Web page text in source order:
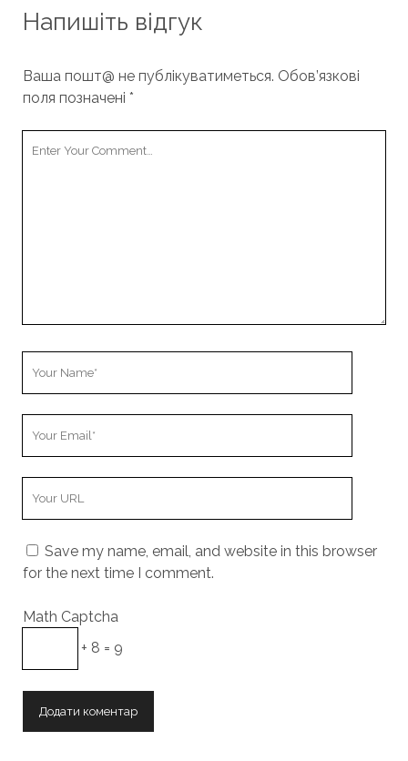
Напишіть відгук
Ваша пошт@ не публікуватиметься. Обов’язкові
поля позначені *
Save my name, email, and website in this browser
for the next time I comment.
Math Captcha
+ 8 = 9